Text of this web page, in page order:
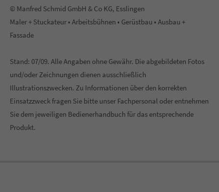
© Manfred Schmid GmbH & Co KG, Esslingen
Maler + Stuckateur • Arbeitsbühnen • Gerüstbau • Ausbau +
Fassade
Stand: 07/09. Alle Angaben ohne Gewähr. Die abgebildeten Fotos
und/oder Zeichnungen dienen ausschließlich
Illustrationszwecken. Zu Informationen über den korrekten
Einsatzzweck fragen Sie bitte unser Fachpersonal oder entnehmen
Sie dem jeweiligen Bedienerhandbuch für das entsprechende
Produkt.